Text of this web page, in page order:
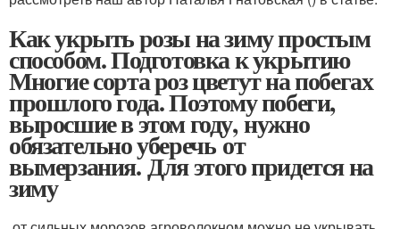
Как укрыть розы на зиму простым
способом. Подготовка к укрытию
Многие сорта роз цветут на побегах
прошлого года. Поэтому побеги,
выросшие в этом году, нужно
обязательно уберечь от
вымерзания. Для этого придется на
зиму